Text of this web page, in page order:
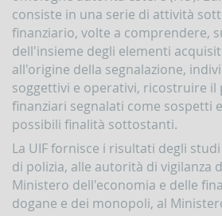
finanziamento
del
terrorismo
consiste in una serie di attività
finanziario, volte a comprendere,
dell'insieme degli elementi
all'origine della segnalazione,
soggettivi e operativi, ricostruire il
finanziari segnalati come sospetti
possibili finalità sottostanti.
La UIF fornisce i risultati degli
di polizia, alle autorità di vigilanza
Ministero dell'economia e delle
dogane e dei monopoli, al